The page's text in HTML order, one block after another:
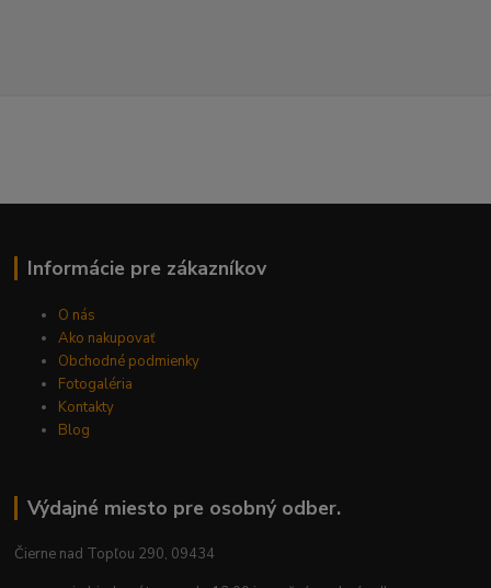
Informácie pre zákazníkov
O nás
Ako nakupovať
Obchodné podmienky
Fotogaléria
Kontakty
Blog
Výdajné miesto pre osobný odber.
Čierne nad Topľou 290, 09434